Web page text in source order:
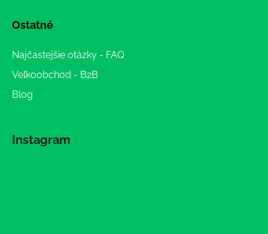
Ostatné
Najčastejšie otázky - FAQ
Veľkoobchod - B2B
Blog
Instagram